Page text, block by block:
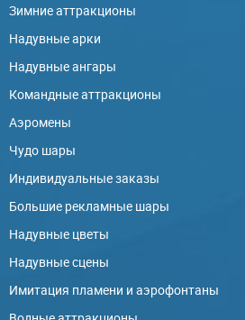
Зимние аттракционы
Надувные арки
Надувные ангары
Командные аттракционы
Аэромены
Чудо шары
Индивидуальные заказы
Большие рекламные шары
Надувные цветы
Надувные сцены
Имитация пламени и аэрофонтаны